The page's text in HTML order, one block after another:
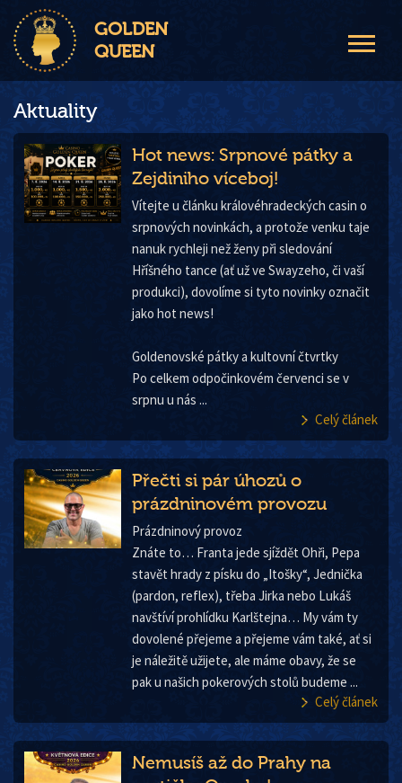
GOLDEN
QUEEN
Aktuality
Hot news: Srpnové pátky a
Zejdiniho víceboj!
Vítejte u článku královéhradeckých casin o
srpnových novinkách, a protože venku taje
nanuk rychleji než ženy při sledování
Hříšného tance (ať už ve Swayzeho, či vaší
produkci), dovolíme si tyto novinky označit
jako hot news!
Goldenovské pátky a kultovní čtvrtky
Po celkem odpočinkovém červenci se v
srpnu u nás ...
Celý článek
Přečti si pár úhozů o
prázdninovém provozu
Prázdninový provoz
Znáte to… Franta jede sjíždět Ohři, Pepa
stavět hrady z písku do „Itošky“, Jednička
(pardon, reflex), třeba Jirka nebo Lukáš
navštíví prohlídku Karlštejna… My vám ty
dovolené přejeme a přejeme vám také, ať si
je náležitě užijete, ale máme obavy, že se
pak u našich pokerových stolů budeme ...
Celý článek
Nemusíš až do Prahy na